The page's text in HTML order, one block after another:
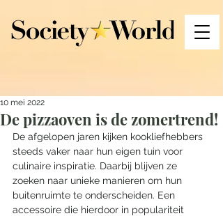
De pizzaoven is de zomertrend!
10 mei 2022
De afgelopen jaren kijken kookliefhebbers
steeds vaker naar hun eigen tuin voor
culinaire inspiratie. Daarbij blijven ze
zoeken naar unieke manieren om hun
buitenruimte te onderscheiden. Een
accessoire die hierdoor in populariteit